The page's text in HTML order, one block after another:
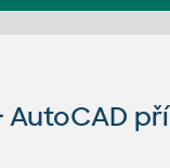
AutoCAD